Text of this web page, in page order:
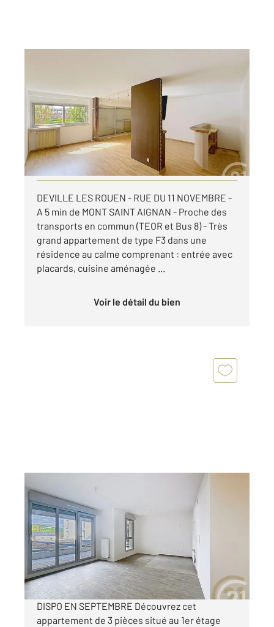
Ref : 28634
Appartement F3 à louer
765 €
par mois charges comprises
Visiter le site dédié
DEVILLE LES ROUEN - RUE DU 11 NOVEMBRE -
A 5 min de MONT SAINT AIGNAN - Proche des
transports en commun (TEOR et Bus 8) - Très
grand appartement de type F3 dans une
résidence au calme comprenant : entrée avec
placards, cuisine aménagée ...
Voir le détail du bien
DEVILLE LES ROUEN 76
64,54 m2, 3 pièces
Ref : 29524
Appartement F3 à louer
820 €
par mois charges comprises
DISPO EN SEPTEMBRE Découvrez cet
appartement de 3 pièces situé au 1er étage